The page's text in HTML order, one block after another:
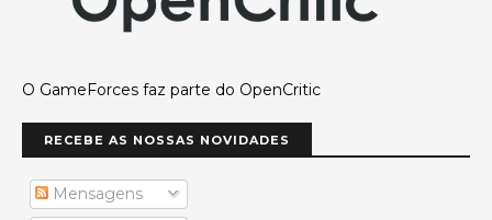
O GameForces faz parte do OpenCritic
RECEBE AS NOSSAS NOVIDADES
Mensagens